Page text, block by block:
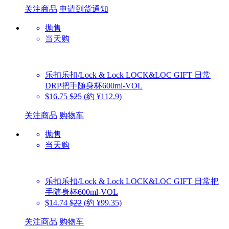
关注商品 申请到货通知
抛售
当天购
乐扣乐扣/Lock & Lock LOCK&LOC GIFT 日常
DRP把手随身杯600ml-VOL
$16.75 $25 (約 ¥112.9)
关注商品 购物车
抛售
当天购
乐扣乐扣/Lock & Lock LOCK&LOC GIFT 日常把
手随身杯600ml-VOL
$14.74 $22 (約 ¥99.35)
关注商品 购物车